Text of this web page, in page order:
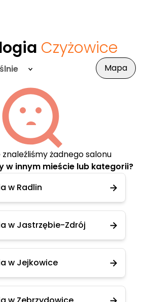
Czyżowice
Mapa
żadnego salonu
w innym mieście lub kategorii?
w Radlin
w Jastrzębie-Zdrój
w Jejkowice